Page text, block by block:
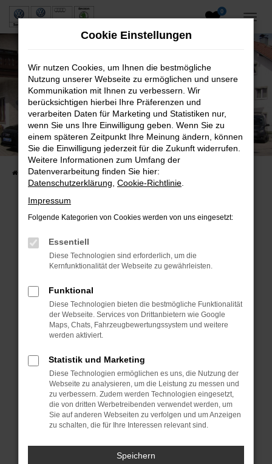
Zum
0
Neuwagen und Gebrauchtwagen
VW, VW Nutzfahrzeuge, Audi & Skoda
Startseite Fahrzeuge Fahrzeugsuche
Beim Laden ist ein Fehler aufgetreten.
Hier sind ein paar Tipps, die dir helfen können:
Überprüfe deine Firewall und deine
Internetverbindung.
Laden andere Webseiten, zum Beispiel deine
Suchmaschine?
Manche Erweiterungen, wie Werbeblocker,
können das Laden bestimmter Seiten
verhindern. Funktioniert die Seite in einem
anderen Browser oder in einem privaten
Fenster?
Starte dein Gerät neu.
Das kann manchmal helfen, vorübergehende
Probleme zu beheben.
Cookie Einstellungen
Wir nutzen Cookies, um Ihnen die bestmögliche
Nutzung unserer Webseite zu ermöglichen und unsere
Kommunikation mit Ihnen zu verbessern. Wir
berücksichtigen hierbei Ihre Präferenzen und
verarbeiten Daten für Marketing und Statistiken nur,
wenn Sie uns Ihre Einwilligung geben. Wenn Sie zu
einem späteren Zeitpunkt Ihre Meinung ändern, können
Sie die Einwilligung jederzeit für die Zukunft widerrufen.
Weitere Informationen zum Umfang der
Datenverarbeitung finden Sie hier:
Datenschutzerklärung Cookie-Richtlinie
Impressum
Folgende Kategorien von Cookies werden von uns eingesetzt:
Essentiell
Diese Technologien sind erforderlich, um die
Kernfunktionalität der Webseite zu gewährleisten.
Funktional
Diese Technologien bieten die bestmögliche Funktionalität
der Webseite. Services von Drittanbietern wie Google
Maps, Chats, Fahrzeugbewertungssystem und weitere
werden aktiviert.
Statistik und Marketing
Diese Technologien ermöglichen es uns, die Nutzung der
Webseite zu analysieren, um die Leistung zu messen und
zu verbessern. Zudem werden Technologien eingesetzt,
die von dritten Werbetreibenden verwendet werden, um
Sie auf anderen Webseiten zu verfolgen und um Anzeigen
zu schalten, die für Ihre Interessen relevant sind.
Speichern